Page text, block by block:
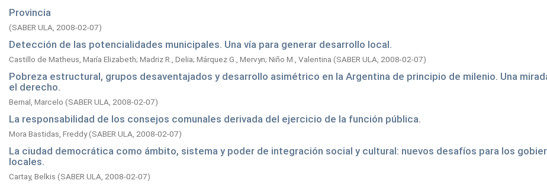
Provincia
(SABER ULA, 2008-02-07)
Detección de las potencialidades municipales. Una vía para generar desarrollo local.
Castillo de Matheus, María Elizabeth; Madriz R., Delia; Márquez G., Mervyn; Niño M., Valentina (SABER ULA, 2008-02-07)
Pobreza estructural, grupos desaventajados y desarrollo asimétrico en la Argentina de principio de milenio. Una
el derecho.
Bernal, Marcelo (SABER ULA, 2008-02-07)
La responsabilidad de los consejos comunales derivada del ejercicio de la función pública.
Mora Bastidas, Freddy(SABER ULA, 2008-02-07)
La ciudad democrática como ámbito, sistema y poder de integración social y cultural: nuevos desafíos para los
locales.
Cartay, Belkis (SABER ULA, 2008-02-07)